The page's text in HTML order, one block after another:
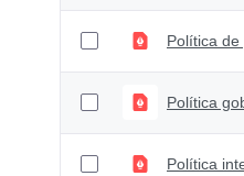
Política
Política
Política